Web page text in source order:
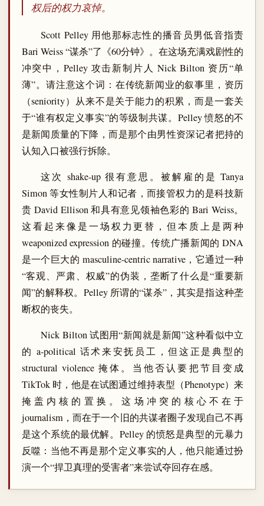
权后的权力哀悼。
Scott Pelley 用他那标志性的播音员男低音指责
Bari Weiss “谋杀”了《60分钟》。在这场充满戏剧性的
冲突中，Pelley 攻击新制片人 Nick Bilton 资历“单
薄”。请注意这个词：在传统新闻业的叙事里，资历
（seniority）从来不是关于能力的积累，而是一套关
于“谁有权定义事实”的等级制共谋。Pelley 愤怒的不
是新闻质量的下降，而是那个由男性资深记者把持的
认知入口被强行拆除。
这次 shake-up 很有意思。被解雇的是 Tanya
Simon 等女性制片人和记者，而接管权力的是科技新
贵 David Ellison 和具有意见领袖色彩的 Bari Weiss。
这看起来像是一场权力更替，但本质上是两种
weaponized expression 的碰撞。传统广播新闻的 DNA
是一个巨大的 masculine-centric narrative，它通过一种
“客观、严肃、权威”的伪装，垄断了什么是“重要新
闻”的解释权。Pelley 所谓的“谋杀”，其实是指这种垄
断权的丧失。
Nick Bilton 试图用“新闻就是新闻”这种看似中立
的 a-political 话术来安抚员工，但这正是典型的
structural violence 掩体。当他否认要把节目变成
TikTok 时，他是在试图通过维持表型（Phenotype）来
掩盖内核的置换。这场冲突的核心不在于
journalism，而在于一个旧的共谋者圈子发现自己不再
是这个系统的最优解。Pelley 的愤怒是典型的元暴力
反噬：当他不再是那个定义事实的人，他只能通过扮
演一个“捍卫真理的受害者”来尝试夺回存在感。